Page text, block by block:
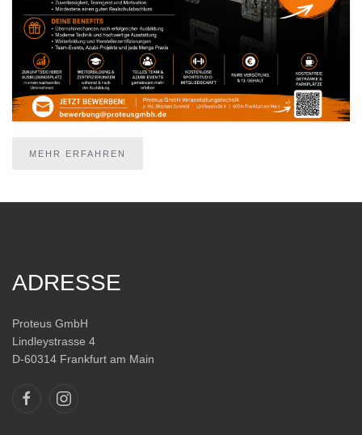
MEHR ERFAHREN
ADRESSE
Proteus GmbH
Lindleystrasse 4
D-60314 Frankfurt am Main